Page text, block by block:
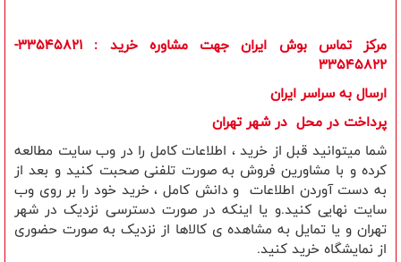
مرکز تماس بوش ایران جهت مشاوره خرید
: 33545821-
33545822
ارسال به سراسر ایران
​پرداخت در محل در شهر تهران
شما میتوانید قبل از خرید ، اطلاعات کامل را در وب سایت مطالعه
کرده و با مشاورین فروش به صورت تلفنی صحبت کنید و بعد از
به دست آوردن اطلاعات و دانش کامل ، خرید خود را بر روی وب
سایت نهایی کنید.و یا اینکه در صورت دسترسی نزدیک در شهر
تهران و یا تمایل به مشاهده ی کالاها از نزدیک به صورت حضوری
از نمایشگاه خرید کنید.